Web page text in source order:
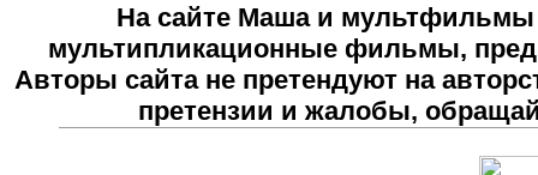
На сайте Маша и мультфильмы
мультипликационные фильмы,
Авторы сайта не претендуют на
претензии и жалобы,